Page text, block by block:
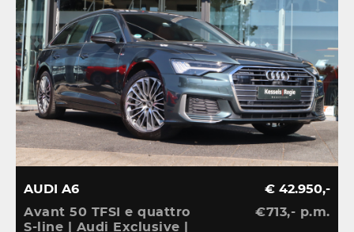
AUDI A6
Avant 50 TFSI e quattro
S-line | Audi Exclusive |
€ 42.950,-
€713,- p.m.